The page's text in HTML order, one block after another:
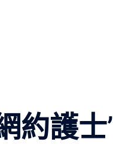
約護士